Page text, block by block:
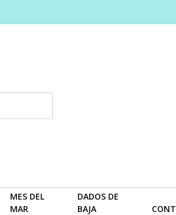
MES DEL
MAR
DADOS DE
BAJA